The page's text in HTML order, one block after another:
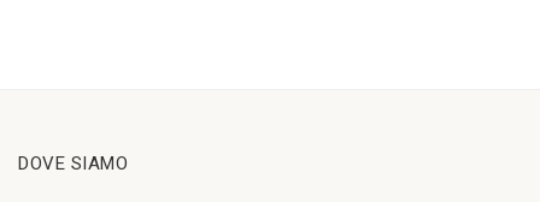
DOVE SIAMO